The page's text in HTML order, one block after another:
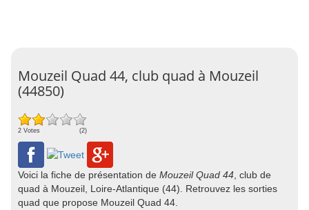
Mouzeil Quad 44, club quad à Mouzeil
(44850)
2 Votes (2)
Voici la fiche de présentation de Mouzeil Quad 44 , club de
quad à Mouzeil, Loire-Atlantique (44). Retrouvez les sorties
quad que propose Mouzeil Quad 44.